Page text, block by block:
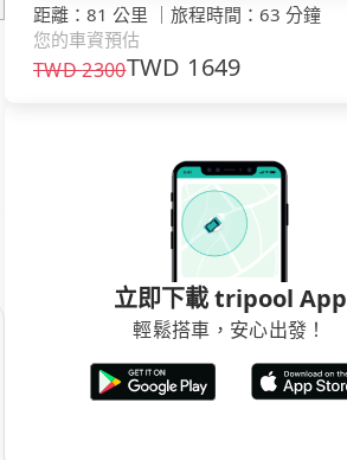
距離 ： 81 公里 ｜ 旅程時間 ： 63 分鐘
您的車資預估
TWD2300TWD 1649
立即下載 tripool App
輕鬆搭車，安心出發！